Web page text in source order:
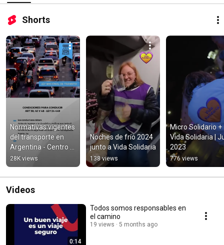
Shorts
Normativas vigentes
del transporte en
Argentina - Centro
de Formación del
Transporte
28K views
Noches de frío 2024
junto a Vida Solidaria
138 views
Micro Solidario +
Vida Solidaria |
2023
776 views
Videos
0:14
Todos somos responsables en
el camino
19 views 5 months ago